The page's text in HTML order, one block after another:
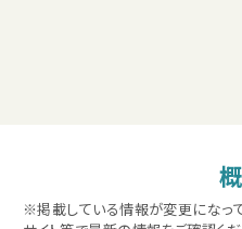
※掲載している情報が変更になっ